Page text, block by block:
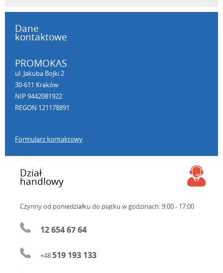
Dane
kontaktowe
PROMOKAS
ul. Jakuba Bojki 2
30-611 Kraków
NIP 9442081922
REGON 121178891
Formularz kontaktowy
Dział
handlowy
Czynny od poniedziałku do piątku w godzinach: 9:00 - 17:00
12 654 67 64
+48519 193 133